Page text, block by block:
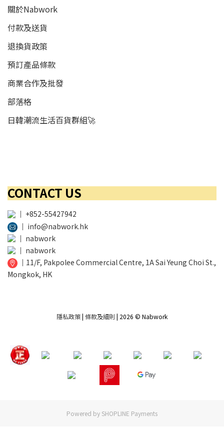
關於Nabwork
付款及送貨
退換貨政策
預訂產品條款
商業合作及批發
部落格
日韓潮流生活百貨群組🚀
CONTACT US
│ +852-55427942
│ info@nabwork.hk
│ nabwork
│ nabwork
│ 11/F, Pakpolee Commercial Centre, 1A Sai Yeung Choi St.,
Mongkok, HK
隱私政策| 條款及細則 | 2026 © Nabwork
Powered by SHOPLINE Payments